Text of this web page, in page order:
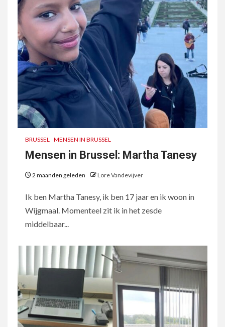
BRUSSEL MENSEN IN BRUSSEL
Mensen in Brussel: Martha Tanesy
2 maanden geleden Lore Vandevijver
Ik ben Martha Tanesy, ik ben 17 jaar en ik woon in
Wijgmaal. Momenteel zit ik in het zesde
middelbaar...